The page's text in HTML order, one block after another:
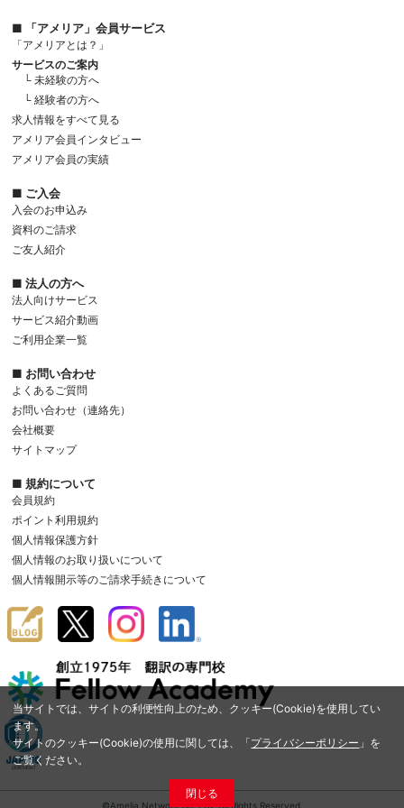
当サイトでは、サイトの利便性向上のため、クッキー(Cookie)を使用してい
ます。
サイトのクッキー(Cookie)の使用に関しては、「プライバシーポリシー 」を
ご覧ください。
閉じる
■ 「アメリア」会員サービス
「アメリアとは？」
サービスのご案内
└ 未経験の方へ
└ 経験者の方へ
求人情報をすべて見る
アメリア会員インタビュー
アメリア会員の実績
■ ご入会
入会のお申込み
資料のご請求
ご友人紹介
■ 法人の方へ
法人向けサービス
サービス紹介動画
ご利用企業一覧
■ お問い合わせ
よくあるご質問
お問い合わせ（連絡先）
会社概要
サイトマップ
■ 規約について
会員規約
ポイント利用規約
個人情報保護方針
個人情報のお取り扱いについて
個人情報開示等のご請求手続きについて
©Amelia Network Co.,Ltd. All Rights Reserved.